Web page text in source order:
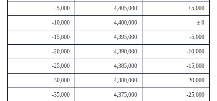
-5,000 4,405,000 +5,000
-10,000 4,400,000 ± 0
-15,000 4,395,000 -5,000
-20,000 4,390,000 -10,000
-25,000 4,385,000 -15,000
-30,000 4,380,000 -20,000
-35,000 4,375,000 -25,000